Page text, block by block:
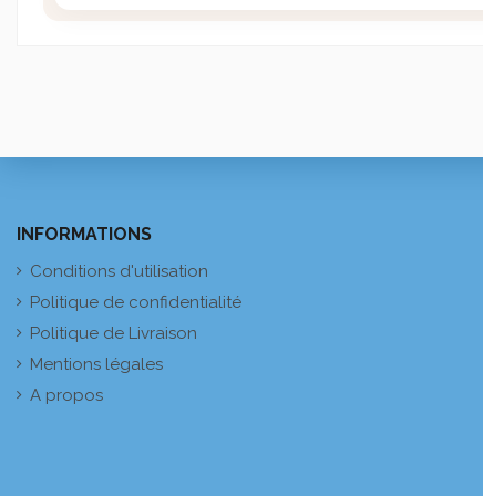
INFORMATIONS
Conditions d'utilisation
Politique de confidentialité
Politique de Livraison
Mentions légales
A propos